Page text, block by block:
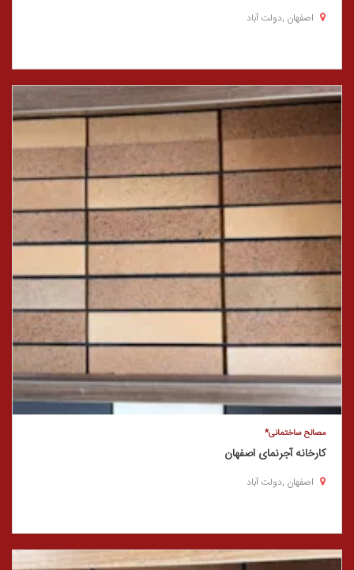
اصفهان ,دولت آباد
مصالح ساختمانی*
کارخانه آجرنمای اصفهان
اصفهان ,دولت آباد